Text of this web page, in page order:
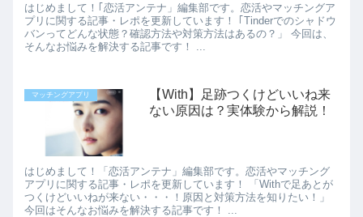
はじめまして！｢恋活アンテナ」編集部です。恋活やマッチングア
プリに関する記事・レポを更新しています！ ｢Tinderでのシャドウ
バンってどんな状態？確認方法や対策方法はあるの？」 今回は、
そんなお悩みを解決する記事です！ ...
マッチングアプリ
【With】足跡つくけどいいね来
ない原因は？実体験から解説！
はじめまして！「恋活アンテナ」編集部です。恋活やマッチング
アプリに関する記事・レポを更新しています！ 「Withで足あとが
つくけどいいねが来ない・・・！原因と対策方法を知りたい！」
今回はそんなお悩みを解決する記事です！ ...